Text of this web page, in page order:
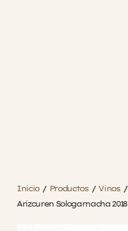
Inicio / Productos / Vinos /
Arizcuren Sologarnacha 2018